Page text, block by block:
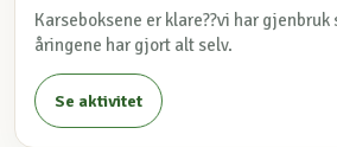
Karseboksene er klare??vi har
åringene har gjort alt selv.
Se aktivitet